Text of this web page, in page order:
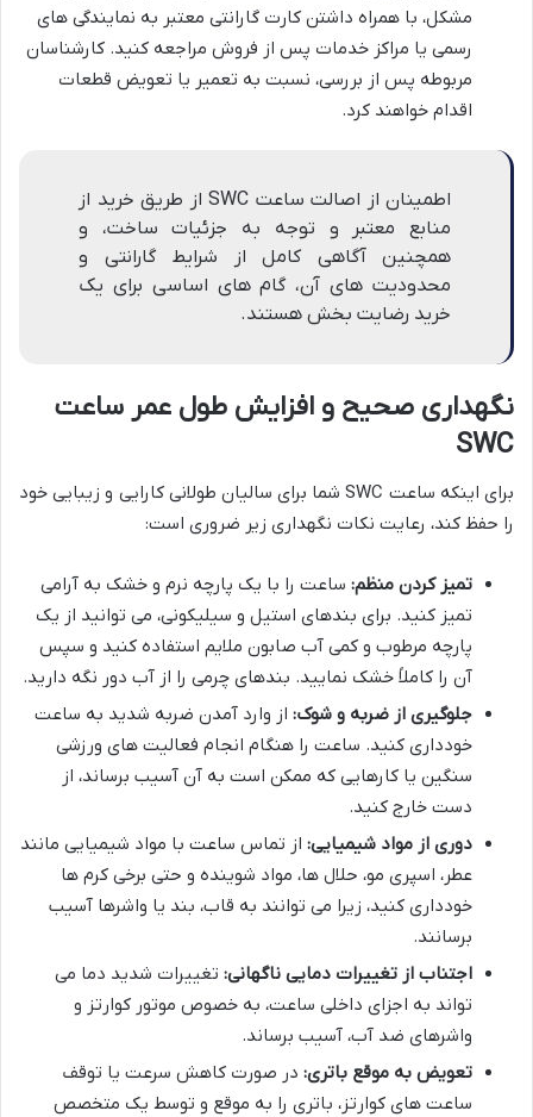
مشکل، با همراه داشتن کارت گارانتی معتبر به نمایندگی های
رسمی یا مراکز خدمات پس از فروش مراجعه کنید. کارشناسان
مربوطه پس از بررسی، نسبت به تعمیر یا تعویض قطعات
اقدام خواهند کرد.
اطمینان از اصالت ساعت SWC از طریق خرید از
منابع معتبر و توجه به جزئیات ساخت، و
همچنین آگاهی کامل از شرایط گارانتی و
محدودیت های آن، گام های اساسی برای یک
خرید رضایت بخش هستند.
نگهداری صحیح و افزایش طول عمر ساعت
SWC
برای اینکه ساعت SWC شما برای سالیان طولانی کارایی و زیبایی خود
را حفظ کند، رعایت نکات نگهداری زیر ضروری است:
تمیز کردن منظم: ساعت را با یک پارچه نرم و خشک به آرامی
تمیز کنید. برای بندهای استیل و سیلیکونی، می توانید از یک
پارچه مرطوب و کمی آب صابون ملایم استفاده کنید و سپس
آن را کاملاً خشک نمایید. بندهای چرمی را از آب دور نگه دارید.
جلوگیری از ضربه و شوک: از وارد آمدن ضربه شدید به ساعت
خودداری کنید. ساعت را هنگام انجام فعالیت های ورزشی
سنگین یا کارهایی که ممکن است به آن آسیب برساند، از
دست خارج کنید.
دوری از مواد شیمیایی: از تماس ساعت با مواد شیمیایی مانند
عطر، اسپری مو، حلال ها، مواد شوینده و حتی برخی کرم ها
خودداری کنید، زیرا می توانند به قاب، بند یا واشرها آسیب
برسانند.
اجتناب از تغییرات دمایی ناگهانی: تغییرات شدید دما می
تواند به اجزای داخلی ساعت، به خصوص موتور کوارتز و
واشرهای ضد آب، آسیب برساند.
تعویض به موقع باتری: در صورت کاهش سرعت یا توقف
ساعت های کوارتز، باتری را به موقع و توسط یک متخصص